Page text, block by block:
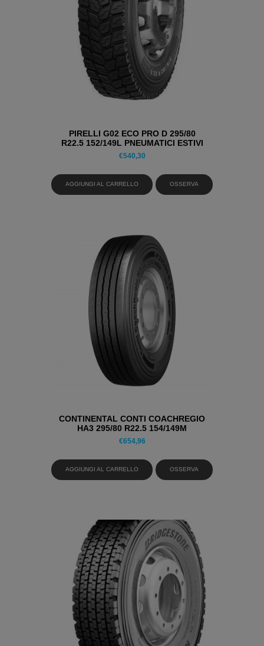
PIRELLI G02 ECO PRO D 295/80
R22.5 152/149L PNEUMATICI ESTIVI
€540,30
AGGIUNGI AL CARRELLO OSSERVA
CONTINENTAL CONTI COACHREGIO
HA3 295/80 R22.5 154/149M
PNEUMATICI ESTIVI
€654,96
AGGIUNGI AL CARRELLO OSSERVA